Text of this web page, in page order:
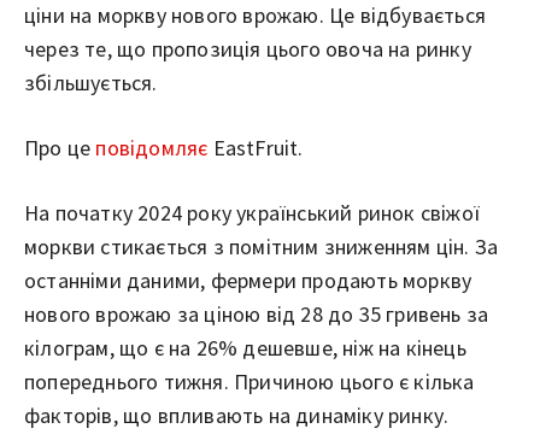
ціни на моркву нового врожаю. Це відбувається
через те, що пропозиція цього овоча на ринку
збільшується.
Про це повідомляє EastFruit.
На початку 2024 року український ринок свіжої
моркви стикається з помітним зниженням цін. За
останніми даними, фермери продають моркву
нового врожаю за ціною від 28 до 35 гривень за
кілограм, що є на 26% дешевше, ніж на кінець
попереднього тижня. Причиною цього є кілька
факторів, що впливають на динаміку ринку.